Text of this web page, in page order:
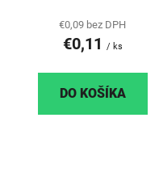
€0,09 bez DPH
€0,11 / ks
DO KOŠÍKA